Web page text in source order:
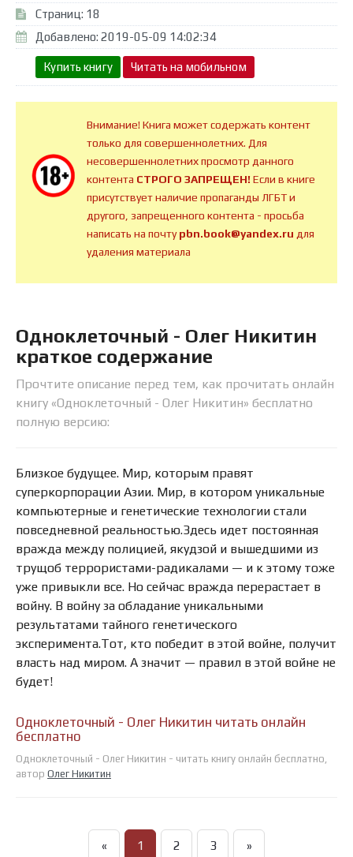
Страниц: 18
Добавлено: 2019-05-09 14:02:34
Купить книгу Читать на мобильном
Внимание! Книга может содержать контент
только для совершеннолетних. Для
несовершеннолетних просмотр данного
контента СТРОГО ЗАПРЕЩЕН!Если в книге
присутствует наличие пропаганды ЛГБТ и
другого, запрещенного контента - просьба
написать на почтуpbn.book@yandex.ru для
удаления материала
Одноклеточный - Олег Никитин
краткое содержание
Прочтите описание перед тем, как прочитать онлайн
книгу «Одноклеточный - Олег Никитин» бесплатно
полную версию:
Близкое будущее. Мир, которым правят
суперкорпорации Азии. Мир, в котором уникальные
компьютерные и генетические технологии стали
повседневной реальностью.Здесь идет постоянная
вражда между полицией, якудзой и вышедшими из
трущоб террористами-радикалами — и к этому тоже
уже привыкли все. Но сейчас вражда перерастает в
войну. В войну за обладание уникальными
результатами тайного генетического
эксперимента.Тот, кто победит в этой войне, получит
власть над миром. А значит — правил в этой войне не
будет!
Одноклеточный - Олег Никитин читать онлайн
бесплатно
Одноклеточный - Олег Никитин - читать книгу онлайн бесплатно,
автор Олег Никитин
« 1 2 3 »